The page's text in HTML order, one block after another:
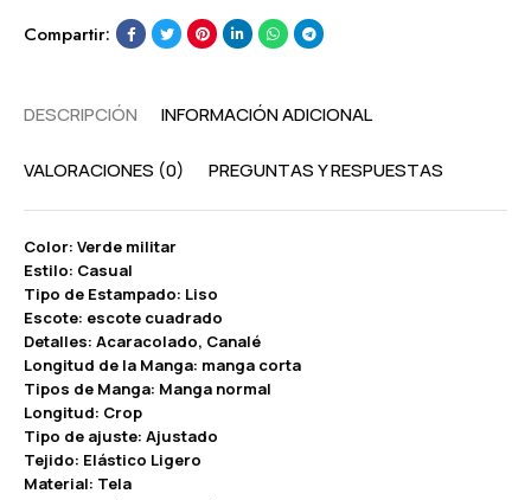
Compartir:
DESCRIPCIÓN INFORMACIÓN ADICIONAL
VALORACIONES (0) PREGUNTAS Y RESPUESTAS
Color: Verde militar
Estilo: Casual
Tipo de Estampado: Liso
Escote: escote cuadrado
Detalles: Acaracolado, Canalé
Longitud de la Manga: manga corta
Tipos de Manga: Manga normal
Longitud: Crop
Tipo de ajuste: Ajustado
Tejido: Elástico Ligero
Material: Tela